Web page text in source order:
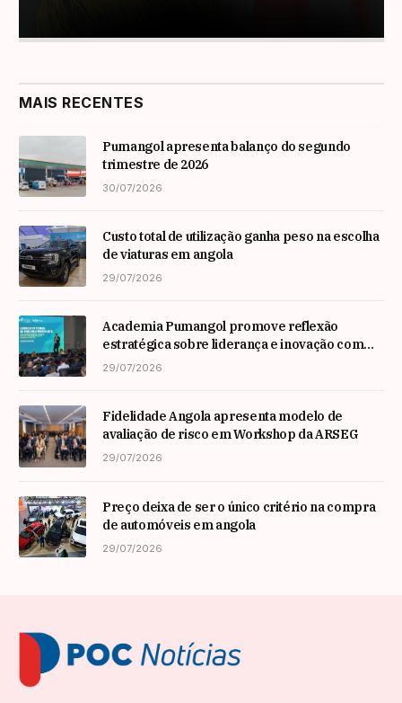
MAIS RECENTES
Pumangol apresenta balanço do segundo
trimestre de 2026
30/07/2026
Custo total de utilização ganha peso na escolha
de viaturas em angola
29/07/2026
Academia Pumangol promove reflexão
estratégica sobre liderança e inovação com
especialista internacional Nadim Habib
29/07/2026
Fidelidade Angola apresenta modelo de
avaliação de risco em Workshop da ARSEG
29/07/2026
Preço deixa de ser o único critério na compra
de automóveis em angola
29/07/2026